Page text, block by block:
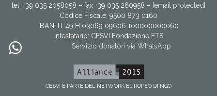
tel. +39 035 2058058 – fax +39 035 260958 – [email protected]
Codice Fiscale: 9500 873 0160
IBAN: IT 49 H 03069 09606 100000000060
Intestatario: CESVI Fondazione ETS
Servizio donatori via WhatsApp
CESVI È PARTE DEL NETWORK EUROPEO DI NGO